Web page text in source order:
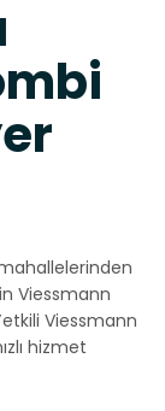
Viessmann
Viessmann
hizmet